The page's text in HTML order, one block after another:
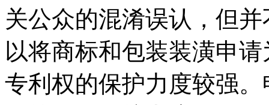
关公众的混淆误认，但
以将商标和包装装潢申
专利权的保护力度较强